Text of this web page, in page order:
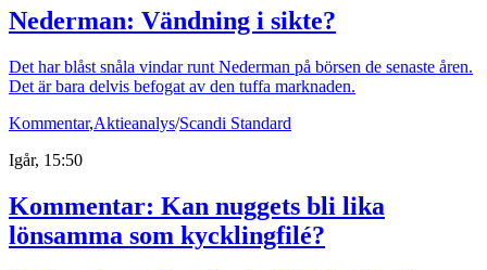
Nederman: Vändning i sikte?
Det har blåst snåla vindar runt Nederman på börsen de senaste åren.
Det är bara delvis befogat av den tuffa marknaden.
Kommentar,Aktieanalys/Scandi Standard
Igår, 15:50
Kommentar: Kan nuggets bli lika
lönsamma som kycklingfilé?